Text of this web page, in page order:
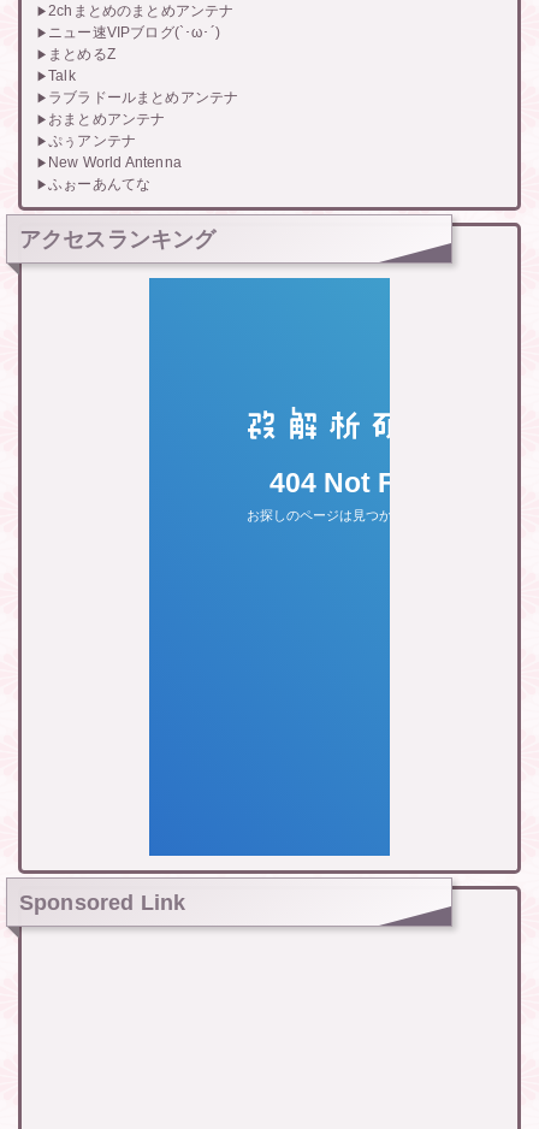
2chまとめのまとめアンテナ
ニュー速VIPブログ(`･ω･´)
まとめるZ
Talk
ラブラドールまとめアンテナ
おまとめアンテナ
ぷぅアンテナ
New World Antenna
ふぉーあんてな
アクセスランキング
Sponsored Link